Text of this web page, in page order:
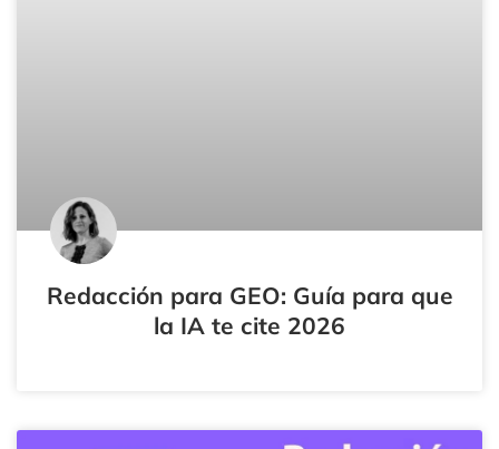
Redacción para GEO: Guía para que
la IA te cite 2026